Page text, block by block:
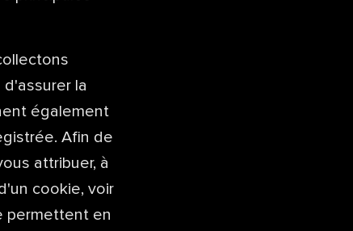
la
également
Afin de
attribuer, à
cookie, voir
permettent en